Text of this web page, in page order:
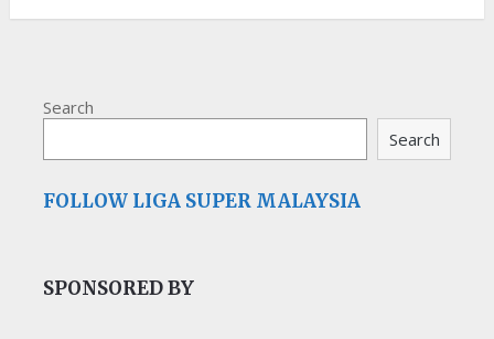
Search
Search
FOLLOW LIGA SUPER MALAYSIA
SPONSORED BY